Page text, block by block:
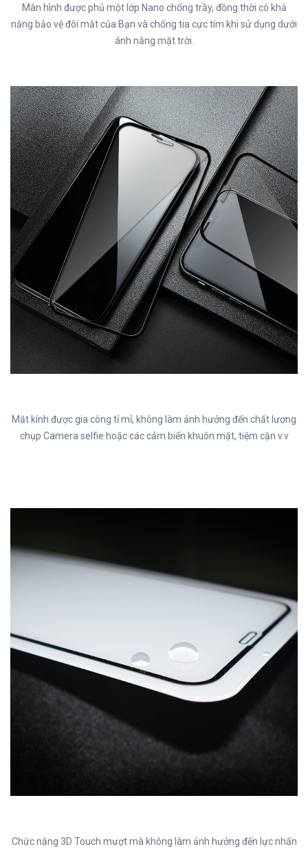
Màn hình được phủ một lớp Nano chống trầy, đồng thời có khả
năng bảo vệ đôi mắt của Bạn và chống tia cực tím khi sử dụng dưới
ánh nắng mặt trời.
Mặt kính được gia công tỉ mỉ, không làm ảnh hưởng đến chất lượng
chụp Camera selfie hoặc các cảm biến khuôn mặt, tiệm cận v.v
Chức năng 3D Touch mượt mà không làm ảnh hưởng đến lực nhấn